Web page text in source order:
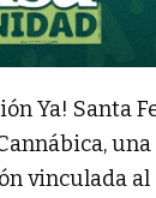
Ya! Santa
vinculada